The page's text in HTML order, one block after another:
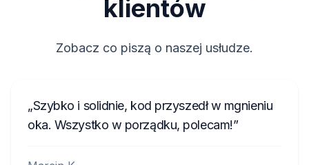
8200057681TJ823
281155248RTK123
C70000001234
klientów
Zobacz co piszą o naszej usłudze.
Szybko i solidnie, kod przyszedł w mgnieniu
oka. Wszystko w porządku, polecam!